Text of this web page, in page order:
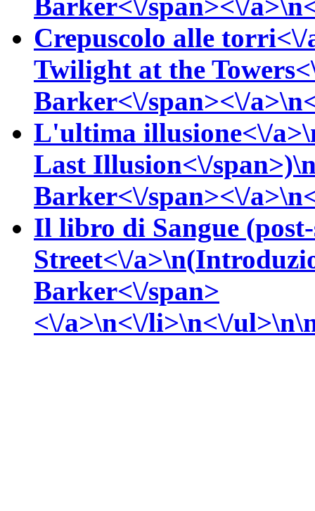
Barker<\/span><\/
Crepuscolo alle torri<\/
Twilight at the
Barker<\/span><\/
L'ultima illusione<\/
Last Illusion<\/
Barker<\/span><\/
Il libro di Sangue
Street<\/a>\n(
Barker<\/span>
<\/a>\n<\/li>\n<\/